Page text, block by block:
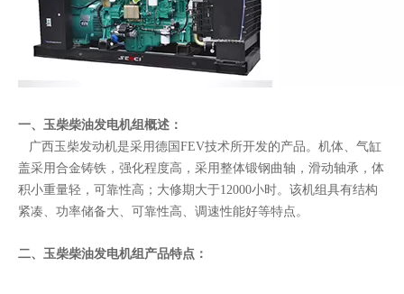
一、玉柴柴油发电机组概述：
广西玉柴发动机是采用德国FEV技术所开发的产品。机体、气缸
盖采用合金铸铁，强化程度高，采用整体锻钢曲轴，滑动轴承，体
积小重量轻，可靠性高；大修期大于12000小时。该机组具有结构
紧凑、功率储备大、可靠性高、调速性能好等特点。
二、玉柴柴油发电机组产品特点：